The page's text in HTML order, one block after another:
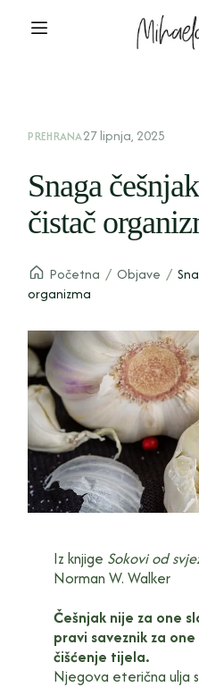
PREHRANA27 lipnja, 2025
Snaga
čistač
Početna / Objave /
organizma
Iz knjige Sokovi od
Norman W. Walker
Češnjak nije za one
pravi saveznik za
čišćenje tijela.
Njegova eterična ulja